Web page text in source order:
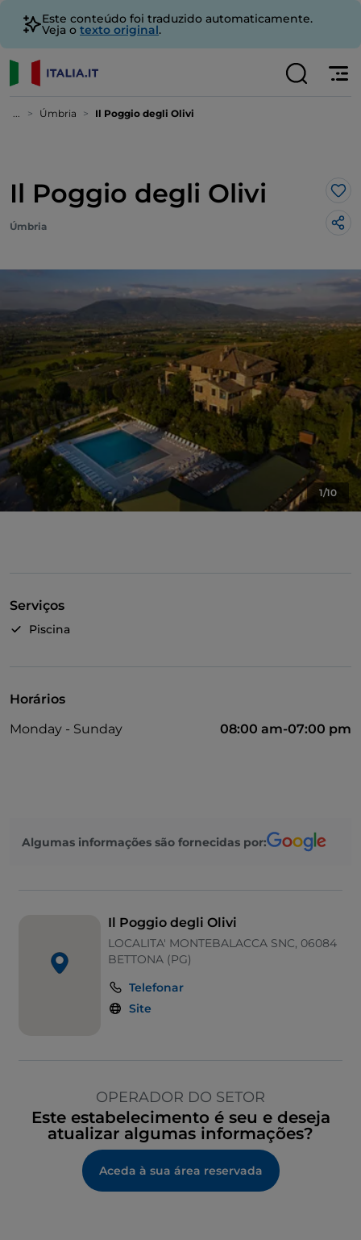
Este conteúdo foi traduzido automaticamente.
Veja o texto original.
... Úmbria Il Poggio degli Olivi
Il Poggio degli Olivi
Úmbria
1/10
Serviços
Piscina
Horários
Monday - Sunday
08:00 am-07:00 pm
Algumas informações são fornecidas por:
Il Poggio degli Olivi
LOCALITA' MONTEBALACCA SNC, 06084
BETTONA (PG)
Telefonar
Site
OPERADOR DO SETOR
Este estabelecimento é seu e deseja
atualizar algumas informações?
Aceda à sua área reservada